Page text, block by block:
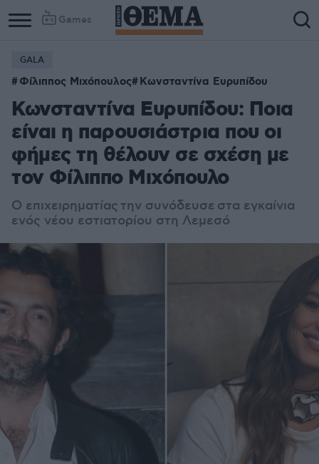
Games
GALA
Φίλιππος Μιχόπουλος Κωνσταντίνα Ευρυπίδου
Κωνσταντίνα Ευρυπίδου: Ποια
είναι η παρουσιάστρια που οι
φήμες τη θέλουν σε σχέση με
τον Φίλιππο Μιχόπουλο
O επιχειρηματίας την συνόδευσε στα εγκαίνια
ενός νέου εστιατορίου στη Λεμεσό